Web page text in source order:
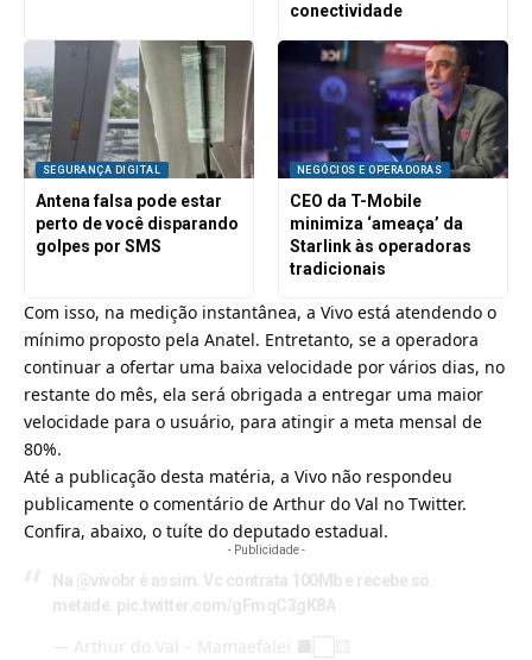
conectividade
SEGURANÇA DIGITAL
Antena falsa pode estar
perto de você disparando
golpes por SMS
NEGÓCIOS E OPERADORAS
CEO da T-Mobile
minimiza ‘ameaça’ da
Starlink às operadoras
tradicionais
Com isso, na medição instantânea, a Vivo está atendendo o
mínimo proposto pela Anatel. Entretanto, se a operadora
continuar a ofertar uma baixa velocidade por vários dias, no
restante do mês, ela será obrigada a entregar uma maior
velocidade para o usuário, para atingir a meta mensal de
80%.
Até a publicação desta matéria, a Vivo não respondeu
publicamente o comentário de Arthur do Val no Twitter.
Confira, abaixo, o tuíte do deputado estadual.
- Publicidade -
Na @vivobr é assim. Vc contrata 100Mb e recebe só
metade. pic.twitter.com/gFmqC3gK8A
— Arthur do Val – Mamaefalei ⬛️⬜️🟨